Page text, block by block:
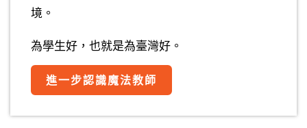
境。
為學生好，也就是為臺灣好。
進一步認識魔法教師